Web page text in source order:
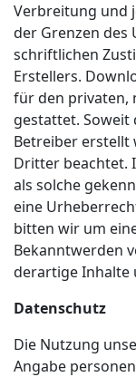
Verbreitung und
der Grenzen
schriftlichen
Erstellers.
für den privaten,
gestattet. Soweit
Betreiber erstellt
Dritter beachtet.
als solche
eine
bitten wir um
Bekanntwerden
derartige Inhalte
Datenschutz
Die Nutzung
Angabe